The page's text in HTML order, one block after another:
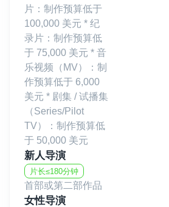
片：制作预算低于
100,000 美元 * 纪
录片：制作预算低
于 75,000 美元 * 音
乐视频（MV）：制
作预算低于 6,000
美元 * 剧集 / 试播集
（Series/Pilot
TV）：制作预算低
于 50,000 美元
新人导演
片长≤180分钟
首部或第二部作品
女性导演